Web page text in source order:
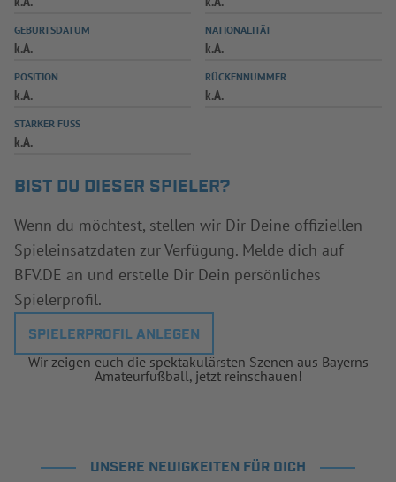
SPIELPLUS
GEBURTSDATUM
k.A.
NATIONALITÄT
k.A.
POSITION
k.A.
RÜCKENNUMMER
k.A.
STARKER FUSS
k.A.
BIST DU DIESER SPIELER?
Wenn du möchtest, stellen wir Dir Deine offiziellen
Spieleinsatzdaten zur Verfügung. Melde dich auf
BFV.DE an und erstelle Dir Dein persönliches
Spielerprofil.
SPIELERPROFIL ANLEGEN
Wir zeigen euch die spektakulärsten Szenen aus Bayerns
Amateurfußball, jetzt reinschauen!
UNSERE NEUIGKEITEN FÜR DICH